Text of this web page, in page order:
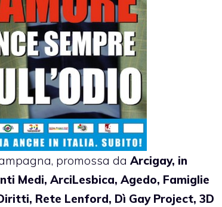
promossa da Arcigay, in
Medi, ArciLesbica, Agedo, Famiglie
Rete Lenford, Dì Gay Project, 3D